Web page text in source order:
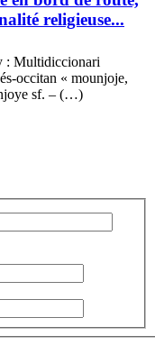
religieuse...
: Multidiccionari
occitan « mounjoje,
sf. – (…)